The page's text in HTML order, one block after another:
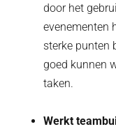
door het
evenementen
sterke punten
goed kunnen
taken.
Werkt